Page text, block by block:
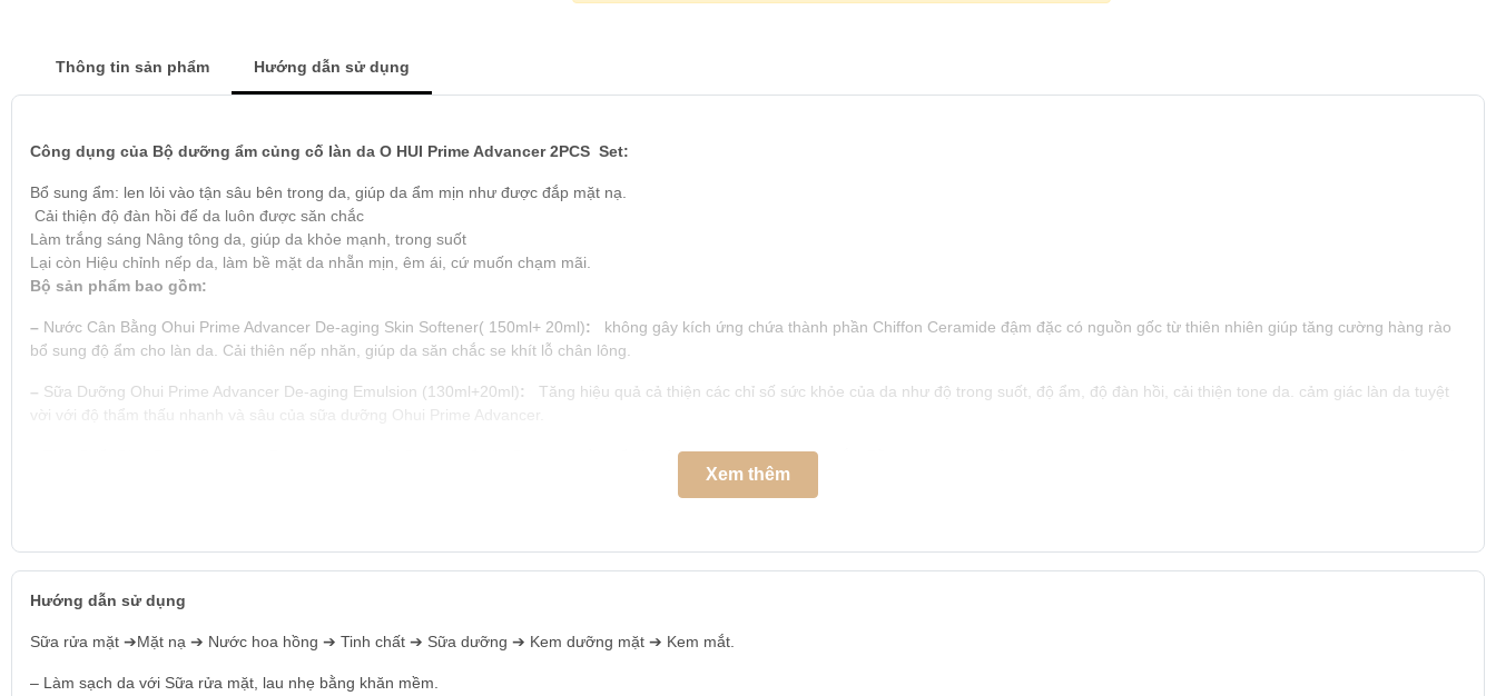
Thông tin sản phẩm Hướng dẫn sử dụng
Công dụng của Bộ dưỡng ẩm củng cố làn da O HUI Prime Advancer 2PCS Set:
Bổ sung ẩm: len lỏi vào tận sâu bên trong da, giúp da ẩm mịn như được đắp mặt nạ.
Cải thiện độ đàn hồi để da luôn được săn chắc
Làm trắng sáng Nâng tông da, giúp da khỏe mạnh, trong suốt
Lại còn Hiệu chỉnh nếp da, làm bề mặt da nhẵn mịn, êm ái, cứ muốn chạm mãi.
Bộ sản phẩm bao gồm:
– Nước Cân Bằng Ohui Prime Advancer De-aging Skin Softener( 150ml+ 20ml): không gây kích ứng chứa thành phần Chiffon Ceramide đậm đặc có nguồn gốc từ thiên nhiên giúp tăng cường hàng rào
bổ sung độ ẩm cho làn da. Cải thiên nếp nhăn, giúp da săn chắc se khít lỗ chân lông.
– Sữa Dưỡng Ohui Prime Advancer De-aging Emulsion (130ml+20ml): Tăng hiệu quả cả thiện các chỉ số sức khỏe của da như độ trong suốt, độ ẩm, độ đàn hồi, cải thiện tone da. cảm giác làn da tuyệt
vời với độ thẩm thấu nhanh và sâu của sữa dưỡng Ohui Prime Advancer.
Giữ cho phần cốt lõi của da luôn được vững chắc. Đồng thời, nuôi dưỡng từ sâu bên trong tăng cường khả năng bảo vệ da, giữ da luôn
tươi trẻ, khỏe mạnh trước các tác động có hại như stress, tia cực tím UV hay khói bụi, môi trường ô nhiễm bên ngoài. Giúp làm mềm và trắng da, trẻ hóa làn da và làm săn chắc da.
Xem thêm
Hướng dẫn sử dụng
Sữa rửa mặt ➔Mặt nạ ➔ Nước hoa hồng ➔ Tinh chất ➔ Sữa dưỡng ➔ Kem dưỡng mặt ➔ Kem mắt.
– Làm sạch da với Sữa rửa mặt, lau nhẹ bằng khăn mềm.